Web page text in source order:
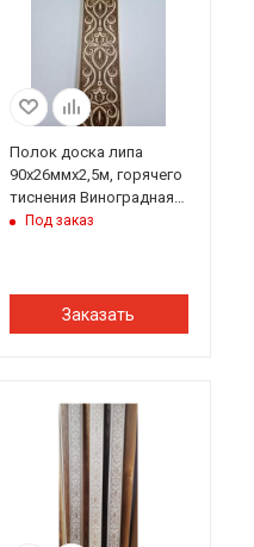
Полок доска липа
90х26ммх2,5м, горячего
тиснения Виноградная
лоза, ПЭМ
Под заказ
Заказать